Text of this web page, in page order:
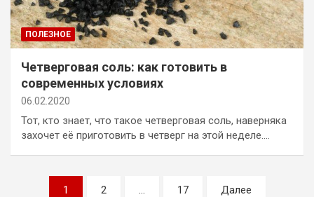
ПОЛЕЗНОЕ
Четверговая соль: как готовить в
современных условиях
06.02.2020
Тот, кто знает, что такое четверговая соль, наверняка
захочет её приготовить в четверг на этой неделе.…
Пагинация
1 2 … 17 Далее